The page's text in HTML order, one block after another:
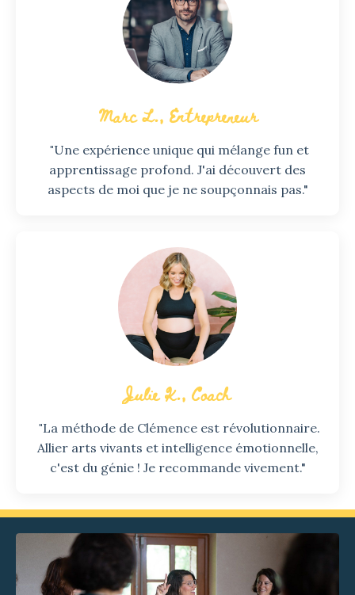
Marc L., Entrepreneur
"Une expérience unique qui mélange fun et
apprentissage profond. J'ai découvert des
aspects de moi que je ne soupçonnais pas."
Julie K., Coach
"La méthode de Clémence est révolutionnaire.
Allier arts vivants et intelligence émotionnelle,
c'est du génie ! Je recommande vivement."